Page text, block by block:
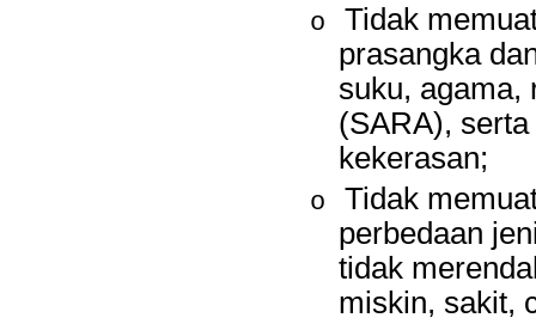
o
Tidak
prasangka
suku, agama,
(SARA),
kekerasan;
o
Tidak
perbedaan
tidak
miskin, sakit,